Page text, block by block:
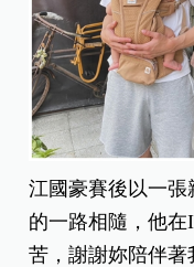
江國豪賽後以一
的一路相隨，他
苦，謝謝妳陪伴